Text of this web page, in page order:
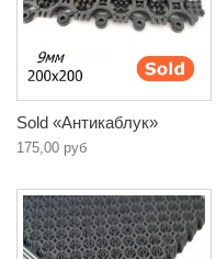
Sold «Антикаблук»
175,00 руб